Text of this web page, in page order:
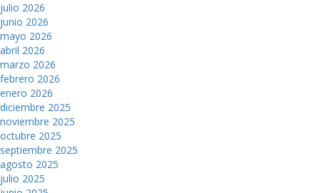
julio 2026
junio 2026
mayo 2026
abril 2026
marzo 2026
febrero 2026
enero 2026
diciembre 2025
noviembre 2025
octubre 2025
septiembre 2025
agosto 2025
julio 2025